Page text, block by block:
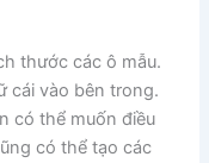
thước các ô mẫu.
cái vào bên trong.
có thể muốn điều
có thể tạo các